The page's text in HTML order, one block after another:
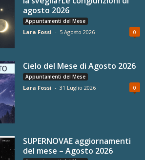
agosto 2026
Appuntamenti del Mese
Lara Fossi - 5 Agosto 2026 0
Cielo del Mese di Agosto 2026
Appuntamenti del Mese
Lara Fossi - 31 Luglio 2026 0
SUPERNOVAE aggiornamenti
del mese – Agosto 2026